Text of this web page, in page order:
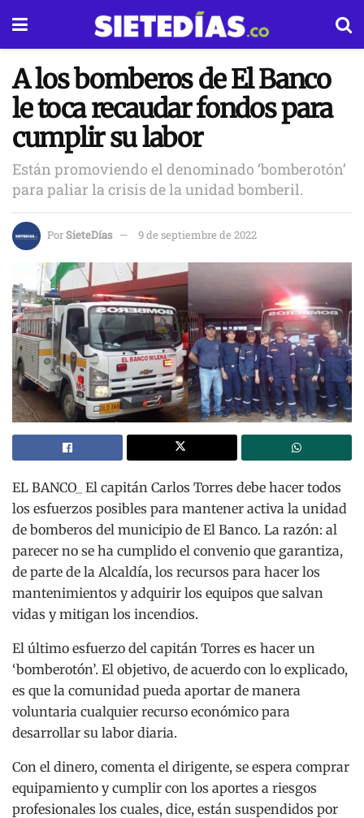
A los bomberos de El Banco
le toca recaudar fondos para
cumplir su labor
Están promoviendo el denominado ‘bomberotón’
para paliar la crisis de la unidad bomberil.
PorSieteDías 9 de septiembre de 2022
EL BANCO_ El capitán Carlos Torres debe hacer todos
los esfuerzos posibles para mantener activa la unidad
de bomberos del municipio de El Banco. La razón: al
parecer no se ha cumplido el convenio que garantiza,
de parte de la Alcaldía, los recursos para hacer los
mantenimientos y adquirir los equipos que salvan
vidas y mitigan los incendios.
El último esfuerzo del capitán Torres es hacer un
‘bomberotón’. El objetivo, de acuerdo con lo explicado,
es que la comunidad pueda aportar de manera
voluntaria cualquier recurso económico para
desarrollar su labor diaria.
Con el dinero, comenta el dirigente, se espera comprar
equipamiento y cumplir con los aportes a riesgos
profesionales los cuales, dice, están suspendidos por